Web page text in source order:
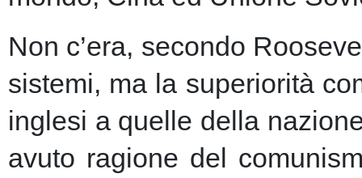
Non c’era, secondo
sistemi, ma la superiorità
inglesi a quelle della
avuto ragione del